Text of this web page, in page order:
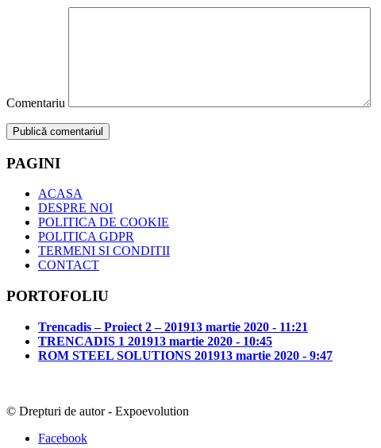
Comentariu
PAGINI
ACASA
DESPRE NOI
POLITICA DE COOKIE
POLITICA GDPR
TERMENI SI CONDITII
CONTACT
PORTOFOLIU
Trencadis – Proiect 2 – 201913 martie 2020 - 11:21
TRENCADIS 1 201913 martie 2020 - 10:45
ROM STEEL SOLUTIONS 201913 martie 2020 - 9:47
© Drepturi de autor - Expoevolution
Facebook